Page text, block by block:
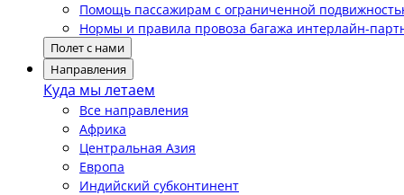
Помощь пассажирам с ограниченной
Нормы и правила провоза багажа интерлайн-
Полет с нами
Направления
Куда мы летаем
Все направления
Африка
Центральная Азия
Европа
Индийский субконтинент